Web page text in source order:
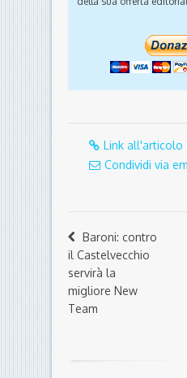
Link all'articolo
Condividi via
Baroni: contro
il Castelvecchio
servirà la
migliore New
Team